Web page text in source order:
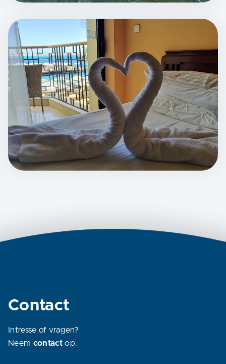
Contact
Intresse of vragen?
Neem contact op.